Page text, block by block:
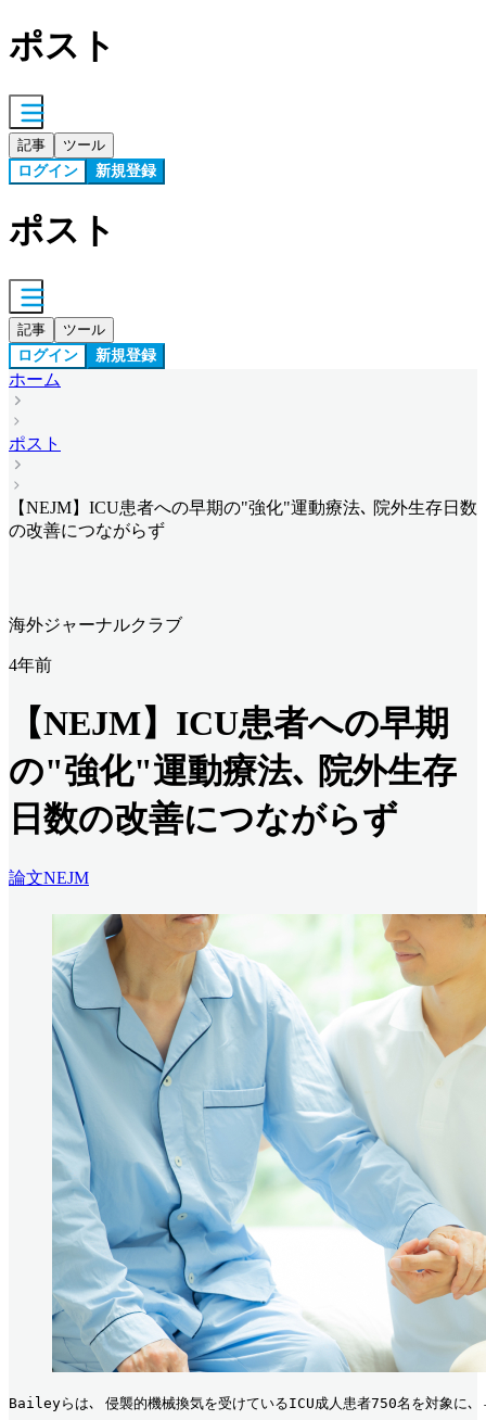
ポスト
記事 ツール
ログイン 新規登録
ポスト
記事 ツール
ログイン 新規登録
ホーム
ポスト
【NEJM】ICU患者への早期の"強化"運動療法､ 院外生存日数
の改善につながらず
海外ジャーナルクラブ
4年前
【NEJM】ICU患者への早期
の"強化"運動療法､ 院外生存
日数の改善につながらず
論文NEJM
Baileyらは､ 侵襲的機械換気を受けているICU成人患者750名を対象に､